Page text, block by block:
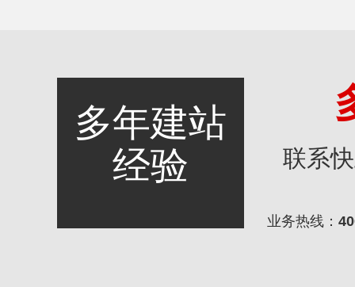
多年建站
经验
联系
业务热线：